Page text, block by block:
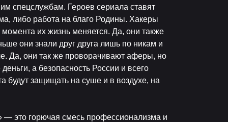
спецслужбам. Героев сериала ставят
либо работа на благо Родины. Хакеры
их жизнь меняется. Да, они также
они знали друг друга лишь по никам и
Да, они так же проворачивают аферы, но
а безопасность России и всего
будут защищать на суше и в воздухе, на
— это горючая смесь профессионализма и